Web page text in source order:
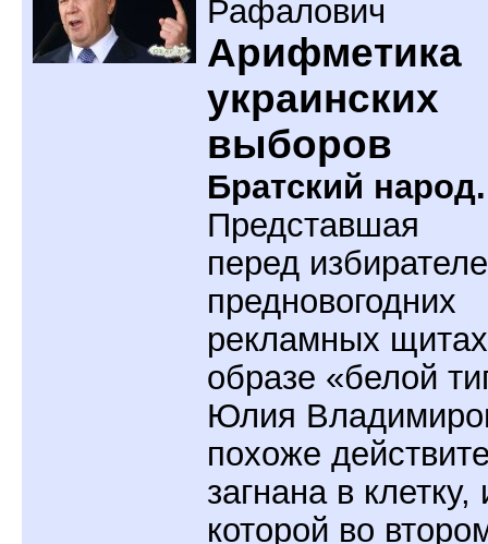
Рафалович
Арифметика
украинских
выборов
Братский народ.
Представшая
перед
предновогодних
рекламных
образе «белой
Юлия
похоже
загнана в клетку,
которой во